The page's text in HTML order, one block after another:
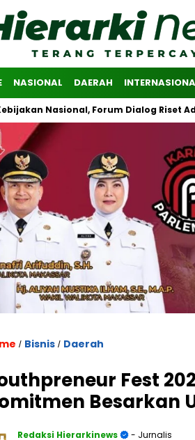
NASIONAL DAERAH
Nasional, Forum Dialog Riset
/ Bisnis / Daerah
Fest
Besarkan
Redaksi Hierarkinews
- Jurnalis